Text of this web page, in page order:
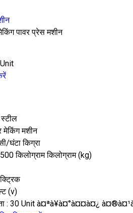
पावर प्रेस मशीन
स्टील
मेकिंग मशीन
घंटा किग्रा
किलोग्राम किलोग्राम (kg)
(v)
: 30 Unit à¤ªà¥à¤°à¤¤à¤¿